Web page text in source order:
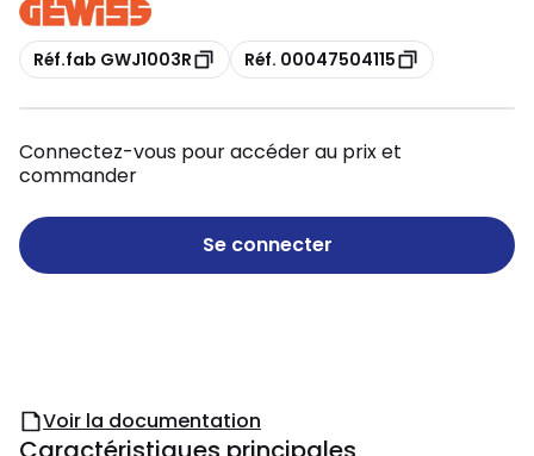
Copie
Réf.fab GWJ1003R Copie
Réf. 00047504115
Connectez-vous pour accéder au prix et
commander
Se connecter
Voir la documentation